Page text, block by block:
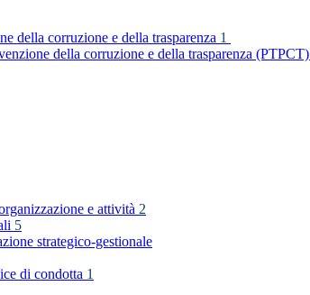
della corruzione e della trasparenza 1
della corruzione e della trasparenza (PTPCT)
e attività 2
5
strategico-gestionale
di condotta 1